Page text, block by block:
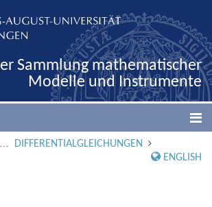
Sammlung mathematischer
Modelle und Instrumente
DIFFERENTIALGLEICHUNGEN
ENGLISH